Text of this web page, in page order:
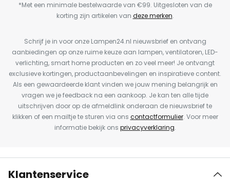
*Met een minimale bestelwaarde van €99. Uitgesloten van de
korting zijn artikelen van deze merken.
Schrijf je in voor onze Lampen24.nl nieuwsbrief en ontvang
aanbiedingen op onze ruime keuze aan lampen, ventilatoren, LED-
verlichting, smart home producten en zo veel meer! Je ontvangt
exclusieve kortingen, productaanbevelingen en inspiratieve content.
Als een gewaardeerde klant vinden we jouw mening belangrijk en
vragen we je feedback na een aankoop. Je kan ten alle tijde
uitschrijven door op de afmeldlink onderaan de nieuwsbrief te
klikken of een mailtje te sturen via ons contactformulier. Voor meer
informatie bekijk ons privacyverklaring.
Klantenservice